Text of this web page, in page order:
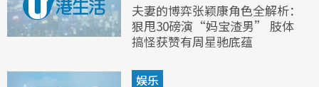
夫妻的博弈张颖康角色全解析：
狠甩30磅演“妈宝渣男” 肢体
搞怪获赞有周星驰底蕴
娱乐